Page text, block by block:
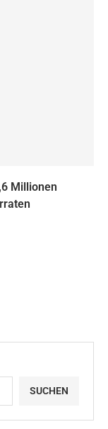
Millionen
SUCHEN